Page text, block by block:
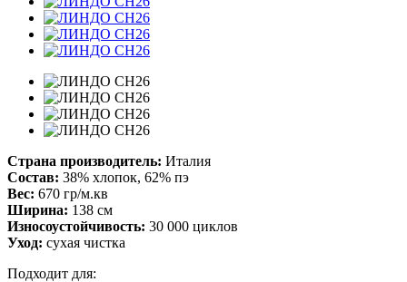
Страна производитель: Италия
Состав: 38% хлопок, 62% пэ
Вес: 670 гр/м.кв
Ширина: 138 см
Износоустойчивость: 30 000 циклов
Уход: сухая чистка
Подходит для: